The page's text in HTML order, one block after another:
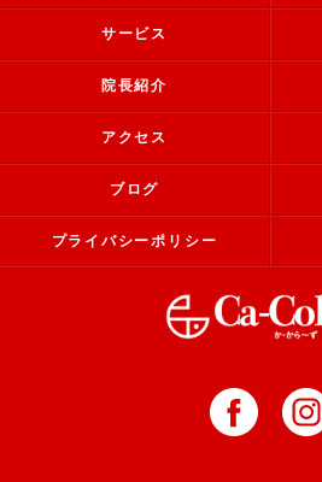
サービス
院長紹介
アクセス
ブログ
プライバシーポリシー